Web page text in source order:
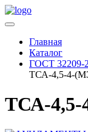
Главная
Каталог
ГОСТ 32209-
ТСА-4,5-4-
ТСА-